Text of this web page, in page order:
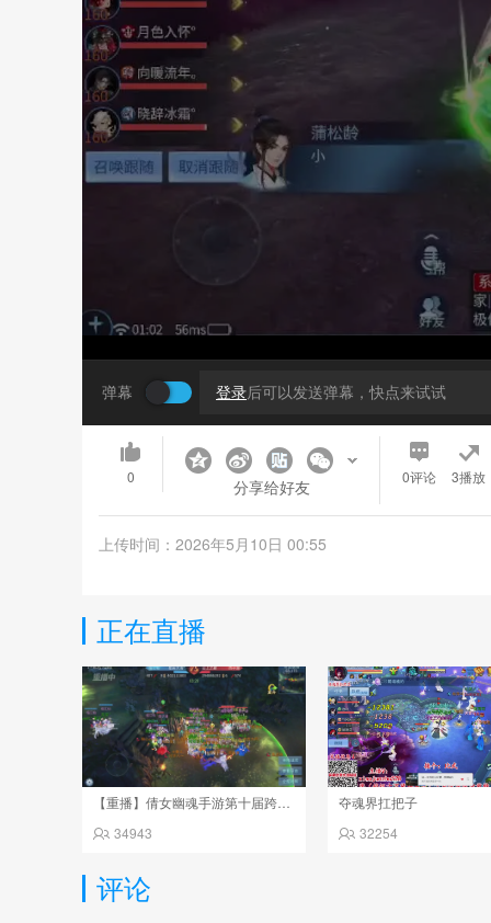
弹幕 登录后可以发送弹幕，快点来试试
0 分享给好友 0评论 3播放
上传时间：2026年5月10日 00:55
正在直播
34943
夺魂界扛把子
32254
评论